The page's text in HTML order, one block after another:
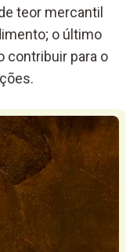
teor mercantil
o último
contribuir para o